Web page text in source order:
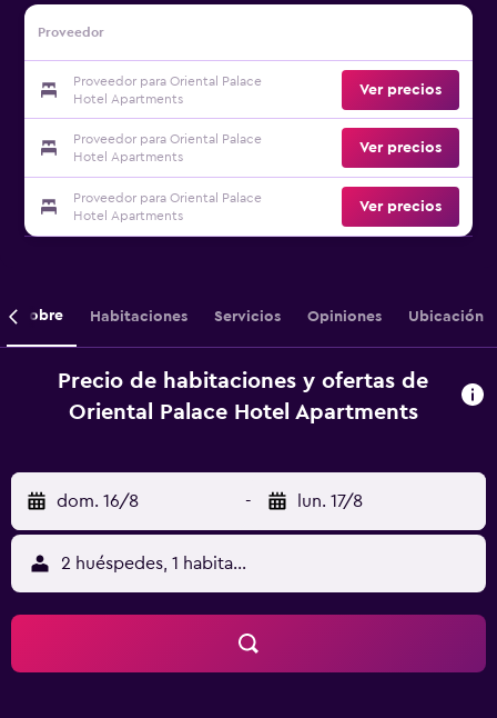
Proveedor
Proveedor para Oriental Palace
Hotel Apartments
Ver precios
Proveedor para Oriental Palace
Hotel Apartments
Ver precios
Proveedor para Oriental Palace
Hotel Apartments
Ver precios
Sobre Habitaciones Servicios Opiniones Ubicación
Precio de habitaciones y ofertas de
Oriental Palace Hotel Apartments
dom. 16/8 - lun. 17/8
2 huéspedes, 1 habitación